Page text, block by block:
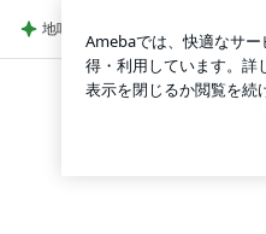
ガとアロマとメンタルケアの教室
地味な見た目と華やかな味のおむ